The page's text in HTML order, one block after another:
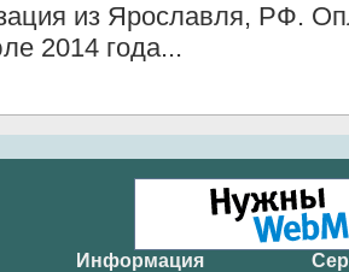
из Ярославля, РФ.
2014 года...
Информация